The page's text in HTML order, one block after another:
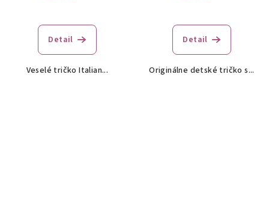
Detail
Veselé tričko Italian...
Detail
Originálne detské tričko s...